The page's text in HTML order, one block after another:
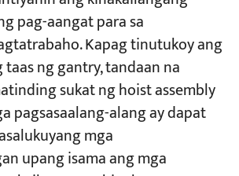
pag-aangat para sa
Kapag tinutukoy ang
ng gantry, tandaan na
sukat ng hoist assembly
pagsasaalang-alang ay dapat
mga
upang isama ang mga